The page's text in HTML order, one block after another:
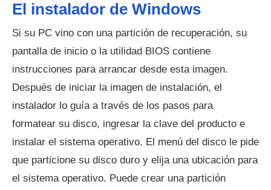
El instalador de Windows
Si su PC vino con una partición de recuperación, su
pantalla de inicio o la utilidad BIOS contiene
instrucciones para arrancar desde esta imagen.
Después de iniciar la imagen de instalación, el
instalador lo guía a través de los pasos para
formatear su disco, ingresar la clave del producto e
instalar el sistema operativo. El menú del disco le pide
que particione su disco duro y elija una ubicación para
el sistema operativo. Puede crear una partición